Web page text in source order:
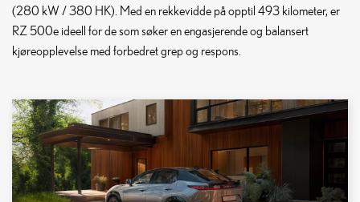
(280 kW / 380 HK). Med en rekkevidde på opptil 493 kilometer, er
RZ 500e ideell for de som søker en engasjerende og balansert
kjøreopplevelse med forbedret grep og respons.